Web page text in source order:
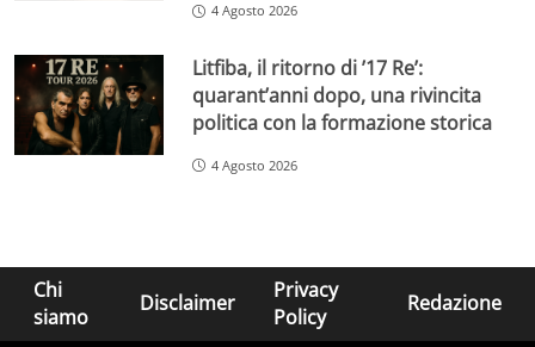
4 Agosto 2026
Litfiba, il ritorno di ’17 Re’:
quarant’anni dopo, una rivincita
politica con la formazione storica
4 Agosto 2026
Chi
siamo
Disclaimer
Privacy
Policy
Redazione